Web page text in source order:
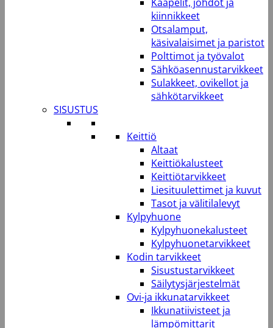
kiinnikkeet
Otsalamput,
käsivalaisimet ja paristot
Polttimot ja työvalot
Sähköasennustarvikkeet
Sulakkeet, ovikellot ja
sähkötarvikkeet
SISUSTUS
Keittiö
Altaat
Keittiökalusteet
Keittiötarvikkeet
Liesituulettimet ja kuvut
Tasot ja välitilalevyt
Kylpyhuone
Kylpyhuonekalusteet
Kylpyhuonetarvikkeet
Kodin tarvikkeet
Sisustustarvikkeet
Säilytysjärjestelmät
Ovi-ja ikkunatarvikkeet
Ikkunatiivisteet ja
lämpömittarit